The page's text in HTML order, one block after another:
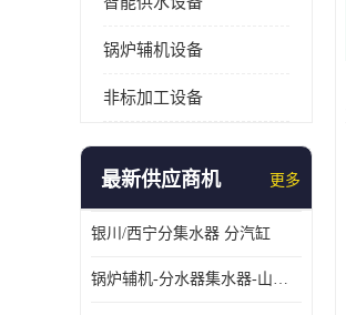
锅炉辅机设备
非标加工设备
最新供应商机 更多
银川/西宁分集水器 分汽缸
锅炉辅机-分水器集水器-山东龙源供热设备